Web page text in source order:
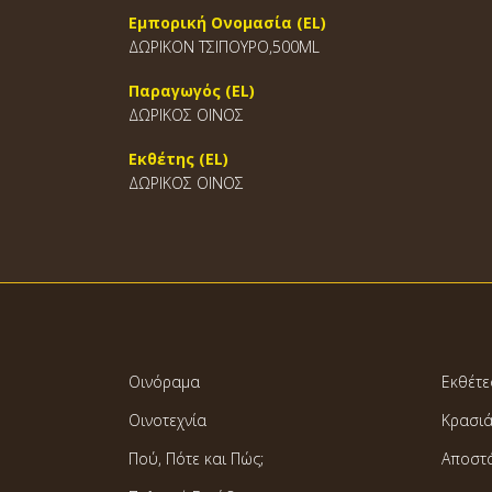
Εμπορική Ονομασία (EL)
ΔΩΡΙΚΟΝ ΤΣΙΠΟΥΡΟ,500ML
Παραγωγός (EL)
ΔΩΡΙΚΟΣ ΟΙΝΟΣ
Εκθέτης (EL)
ΔΩΡΙΚΟΣ ΟΙΝΟΣ
Οινόραμα
Οινοτεχνία
Πού, Πότε και Πώς;
Κρασιά